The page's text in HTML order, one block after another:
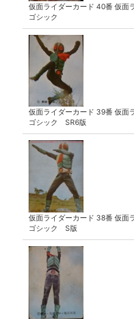
仮面ライダーカード 40番 仮
ゴシック
仮面ライダーカード 39番 仮
ゴシック SR6版
仮面ライダーカード 38番 仮
ゴシック S版